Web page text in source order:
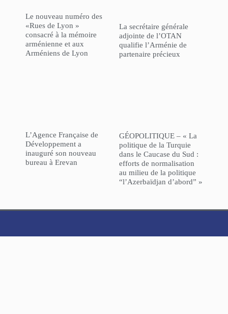
Le nouveau numéro des
«Rues de Lyon »
consacré à la mémoire
arménienne et aux
Arméniens de Lyon
L’Agence Française de
Développement a
inauguré son nouveau
bureau à Erevan
La secrétaire générale
adjointe de l’OTAN
qualifie l’Arménie de
partenaire précieux
GÉOPOLITIQUE – « La
politique de la Turquie
dans le Caucase du Sud :
efforts de normalisation
au milieu de la politique
“l’Azerbaïdjan d’abord” »